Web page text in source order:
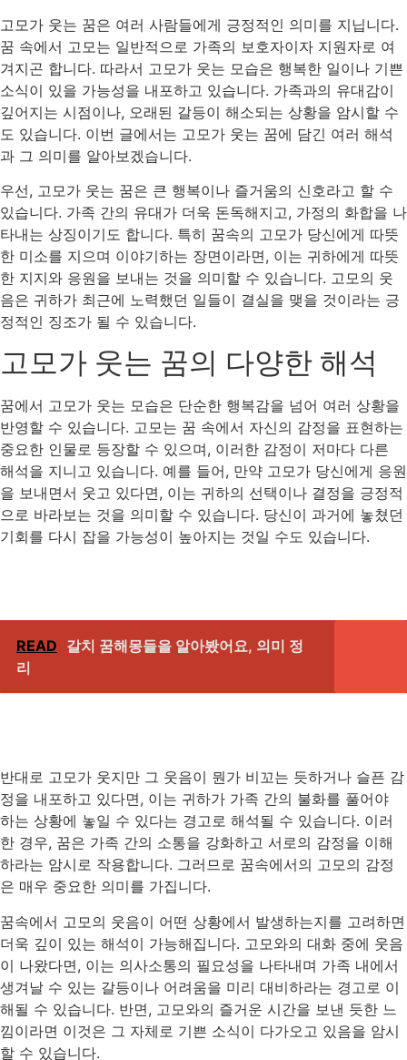
고모가 웃는 꿈은 여러 사람들에게 긍정적인 의미를 지닙니다.
꿈 속에서 고모는 일반적으로 가족의 보호자이자 지원자로 여
겨지곤 합니다. 따라서 고모가 웃는 모습은 행복한 일이나 기쁜
소식이 있을 가능성을 내포하고 있습니다. 가족과의 유대감이
깊어지는 시점이나, 오래된 갈등이 해소되는 상황을 암시할 수
도 있습니다. 이번 글에서는 고모가 웃는 꿈에 담긴 여러 해석
과 그 의미를 알아보겠습니다.
우선, 고모가 웃는 꿈은 큰 행복이나 즐거움의 신호라고 할 수
있습니다. 가족 간의 유대가 더욱 돈독해지고, 가정의 화합을 나
타내는 상징이기도 합니다. 특히 꿈속의 고모가 당신에게 따뜻
한 미소를 지으며 이야기하는 장면이라면, 이는 귀하에게 따뜻
한 지지와 응원을 보내는 것을 의미할 수 있습니다. 고모의 웃
음은 귀하가 최근에 노력했던 일들이 결실을 맺을 것이라는 긍
정적인 징조가 될 수 있습니다.
고모가 웃는 꿈의 다양한 해석
꿈에서 고모가 웃는 모습은 단순한 행복감을 넘어 여러 상황을
반영할 수 있습니다. 고모는 꿈 속에서 자신의 감정을 표현하는
중요한 인물로 등장할 수 있으며, 이러한 감정이 저마다 다른
해석을 지니고 있습니다. 예를 들어, 만약 고모가 당신에게 응원
을 보내면서 웃고 있다면, 이는 귀하의 선택이나 결정을 긍정적
으로 바라보는 것을 의미할 수 있습니다. 당신이 과거에 놓쳤던
기회를 다시 잡을 가능성이 높아지는 것일 수도 있습니다.
READ 갈치 꿈해몽들을 알아봤어요, 의미 정
리
반대로 고모가 웃지만 그 웃음이 뭔가 비꼬는 듯하거나 슬픈 감
정을 내포하고 있다면, 이는 귀하가 가족 간의 불화를 풀어야
하는 상황에 놓일 수 있다는 경고로 해석될 수 있습니다. 이러
한 경우, 꿈은 가족 간의 소통을 강화하고 서로의 감정을 이해
하라는 암시로 작용합니다. 그러므로 꿈속에서의 고모의 감정
은 매우 중요한 의미를 가집니다.
꿈속에서 고모의 웃음이 어떤 상황에서 발생하는지를 고려하면
더욱 깊이 있는 해석이 가능해집니다. 고모와의 대화 중에 웃음
이 나왔다면, 이는 의사소통의 필요성을 나타내며 가족 내에서
생겨날 수 있는 갈등이나 어려움을 미리 대비하라는 경고로 이
해될 수 있습니다. 반면, 고모와의 즐거운 시간을 보낸 듯한 느
낌이라면 이것은 그 자체로 기쁜 소식이 다가오고 있음을 암시
할 수 있습니다.